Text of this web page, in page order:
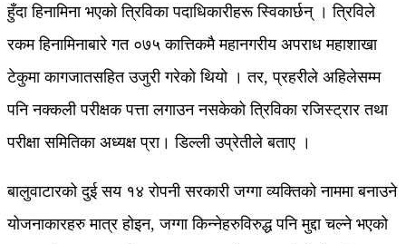
हुँदा हिनामिना भएको त्रिविका पदाधिकारीहरू स्विकार्छन् । त्रिविले
रकम हिनामिनाबारे गत ०७५ कात्तिकमै महानगरीय अपराध महाशाखा
टेकुमा कागजातसहित उजुरी गरेको थियो । तर, प्रहरीले अहिलेसम्म
पनि नक्कली परीक्षक पत्ता लगाउन नसकेको त्रिविका रजिस्ट्रार तथा
परीक्षा समितिका अध्यक्ष प्रा। डिल्ली उप्रेतीले बताए ।
बालुवाटारको दुई सय १४ रोपनी सरकारी जग्गा व्यक्तिको नाममा बनाउने
योजनाकारहरु मात्र होइन, जग्गा किन्नेहरुविरुद्ध पनि मुद्दा चल्ने भएको